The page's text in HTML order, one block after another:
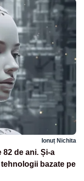
Ionuț Nichita
82 de ani. Și-a
bazate pe